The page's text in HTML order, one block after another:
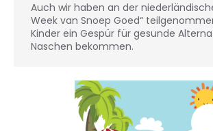
Auch wir haben an der
Week van Snoep Goed“
Kinder ein Gespür für gesunde
Naschen bekommen.